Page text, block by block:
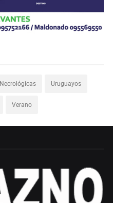
Necrológicas Uruguayos
Verano